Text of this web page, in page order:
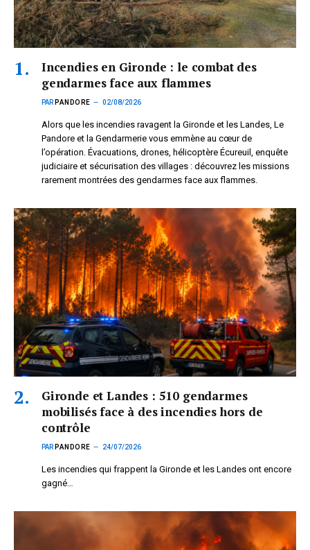
Incendies en Gironde : le combat des
gendarmes face aux flammes
PAR PANDORE 02/08/2026
Alors que les incendies ravagent la Gironde et les Landes, Le
Pandore et la Gendarmerie vous emmène au cœur de
l’opération. Évacuations, drones, hélicoptère Écureuil, enquête
judiciaire et sécurisation des villages : découvrez les missions
rarement montrées des gendarmes face aux flammes.
Gironde et Landes : 510 gendarmes
mobilisés face à des incendies hors de
contrôle
PAR PANDORE 24/07/2026
Les incendies qui frappent la Gironde et les Landes ont encore
gagné…